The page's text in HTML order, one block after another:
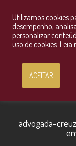
advogada-
Utilizamos cookies
desempenho,
personalizar
uso de cookies. Leia
ACEITAR